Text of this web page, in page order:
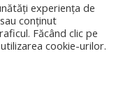
experiența de
conținut
Făcând clic pe
cookie-urilor.